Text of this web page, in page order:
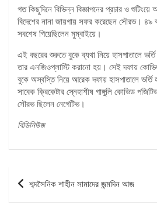
গত কিছুদিনে বিভিন্ন বিজ্ঞাপনের প্রচার ও শুটিংয়ে
বিদেশের নানা জায়গায় সফর করেছেন সৌরভ। ৪৯
সবশেষ গিয়েছিলেন মুম্বাইয়ে।
এই বছরের শুরুতে বুকে ব্যথা নিয়ে হাসপাতালে
তার এনজিওপ্লাস্টি করানো হয়। সেই দফায়
বুকে অস্বস্তি নিয়ে আরেক দফায় হাসপাতালে
সাবেক ক্রিকেটার স্নেহাশীষ গাঙ্গুলি কোভিড
সৌরভ ছিলেন নেগেটিভ।
বিডিনিউজ
পোস্ট
ন্যাভিগেশন
শব্দসৈনিক শাহীন সামাদের জন্মদিন আজ